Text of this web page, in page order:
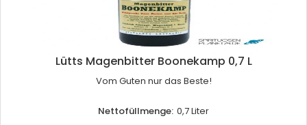
Lütts Magenbitter Boonekamp 0,7 L
Vom Guten nur das Beste!
Nettofüllmenge: 0,7 Liter